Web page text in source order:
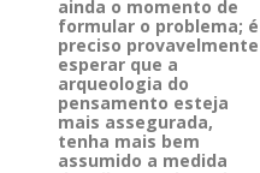
ainda o momento de
formular o problema; é
preciso provavelmente
esperar que a
arqueologia do
pensamento esteja
mais assegurada,
tenha mais bem
assumido a medida